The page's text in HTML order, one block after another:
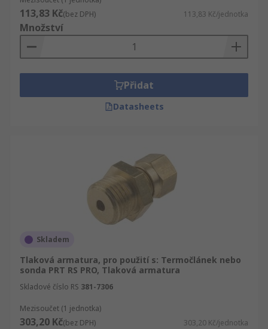
113,83 Kč(bez DPH) 113,83 Kč/jednotka
Množství
Přidat
Datasheets
Skladem
Tlaková armatura, pro použití s: Termočlánek nebo
sonda PRT RS PRO, Tlaková armatura
Skladové číslo RS 381-7306
Mezisoučet (1 jednotka)
303,20 Kč(bez DPH) 303,20 Kč/jednotka